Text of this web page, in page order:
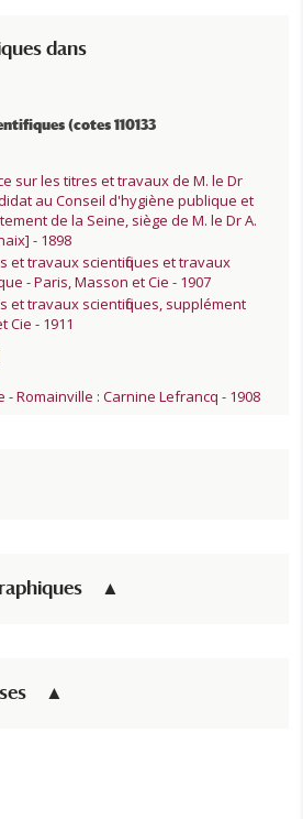
dans
(cotes 110133
sur les titres et travaux de M. le Dr
au Conseil d'hygiène publique et
de la Seine, siège de M. le Dr A.
- 1898
et travaux scientifiques et travaux
- Paris, Masson et Cie - 1907
et travaux scientifiques, supplément
Cie - 1911
Romainville : Carnine Lefrancq - 1908